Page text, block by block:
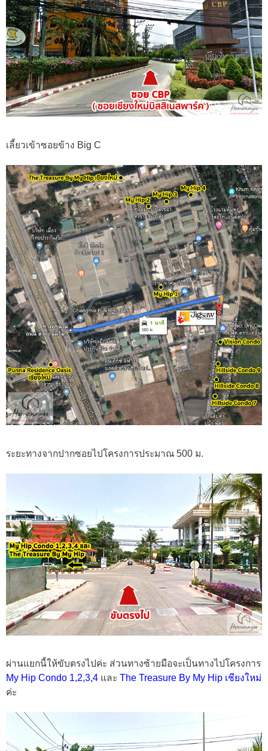
เลี้ยวเข้าซอยข้าง Big C
ระยะทางจากปากซอยไปโครงการประมาณ 500 ม.
ผ่านแยกนี้ให้ขับตรงไปค่ะ ส่วนทางซ้ายมือจะเป็นทางไปโครงการ
My Hip Condo 1,2,3,4 และ The Treasure By My Hip เชียงใหม่
ค่ะ